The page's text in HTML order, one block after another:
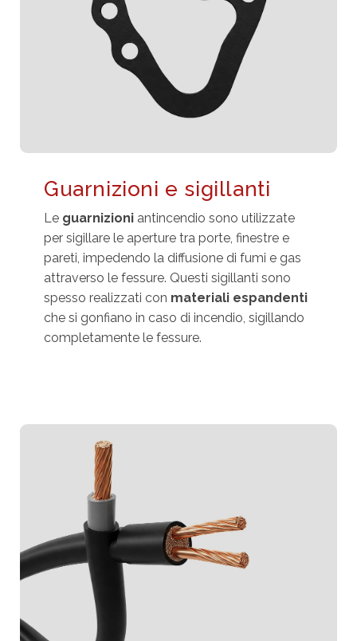
Guarnizioni e sigillanti
Le guarnizioni antincendio sono utilizzate
per sigillare le aperture tra porte, finestre e
pareti, impedendo la diffusione di fumi e gas
attraverso le fessure. Questi sigillanti sono
spesso realizzati con materiali espandenti
che si gonfiano in caso di incendio, sigillando
completamente le fessure.